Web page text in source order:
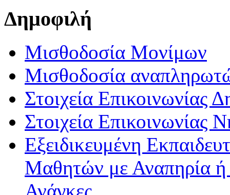
Δημοφιλή
Μισθοδοσία Μονίμων
Μισθοδοσία
Στοιχεία Επικοινωνίας
Στοιχεία Επικοινωνίας
Εξειδικευμένη
Μαθητών με Αναπηρία ή /
Ανάγκες